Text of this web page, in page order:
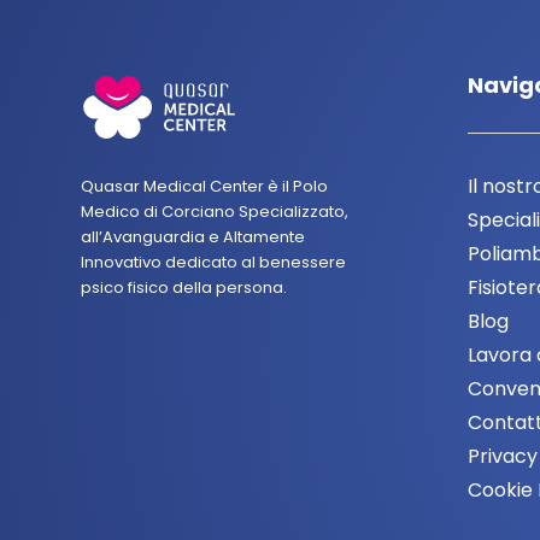
Quasar Medical Center è il Polo
Medico di Corciano Specializzato,
all’Avanguardia e Altamente
Innovativo dedicato al benessere
psico fisico della persona.
Il
Blog
Lavora
Cookie